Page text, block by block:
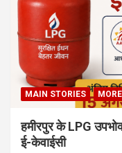
MAIN STORIES MORE
हमीरपुर के LPG
ई-केवाईसी